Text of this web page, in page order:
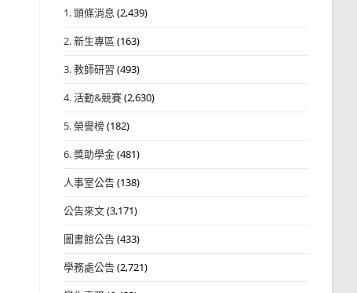
1. 頭條消息 (2,439)
2. 新生專區 (163)
3. 教師研習 (493)
4. 活動&競賽(2,630)
5. 榮譽榜(182)
6. 獎助學金(481)
人事室公告(138)
公告來文(3,171)
圖書館公告(433)
學務處公告(2,721)